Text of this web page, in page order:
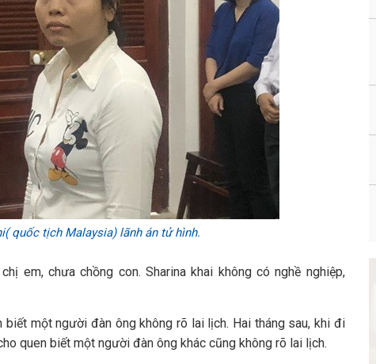
quốc tịch Malaysia) lãnh án tử hình.
em, chưa chồng con. Sharina khai không có nghề nghiệp,
một người đàn ông không rõ lai lịch. Hai tháng sau, khi đi
quen biết một người đàn ông khác cũng không rõ lai lịch.